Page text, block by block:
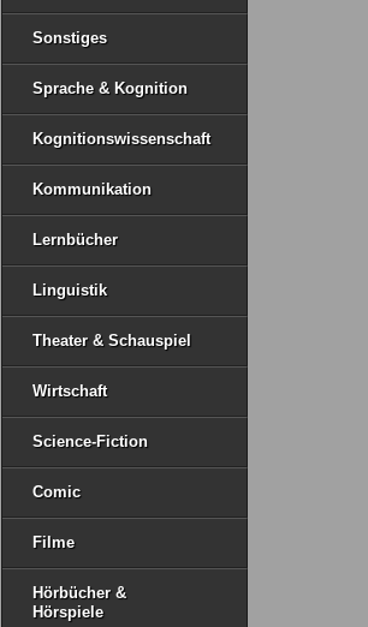
Sonstiges
Sprache & Kognition
Kognitionswissenschaft
Kommunikation
Lernbücher
Linguistik
Theater & Schauspiel
Wirtschaft
Science-Fiction
Comic
Filme
Hörbücher &
Hörspiele